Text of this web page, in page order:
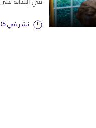
نشر في 2026/05/05 الساعة 9:59 م